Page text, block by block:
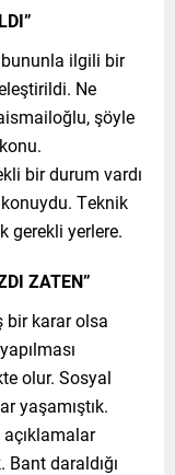
bununla ilgili bir
Ne
şöyle
bir durum vardı
konuydu. Teknik
gerekli yerlere.
ZATEN”
bir karar olsa
olur. Sosyal
yaşamıştık.
daraldığı